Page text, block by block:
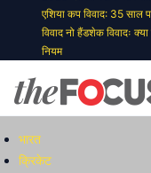
एशिया कप विवाद: 35 साल
विवाद नो हैंडशेक विवादः
नियम
भारत
क्रिकेट